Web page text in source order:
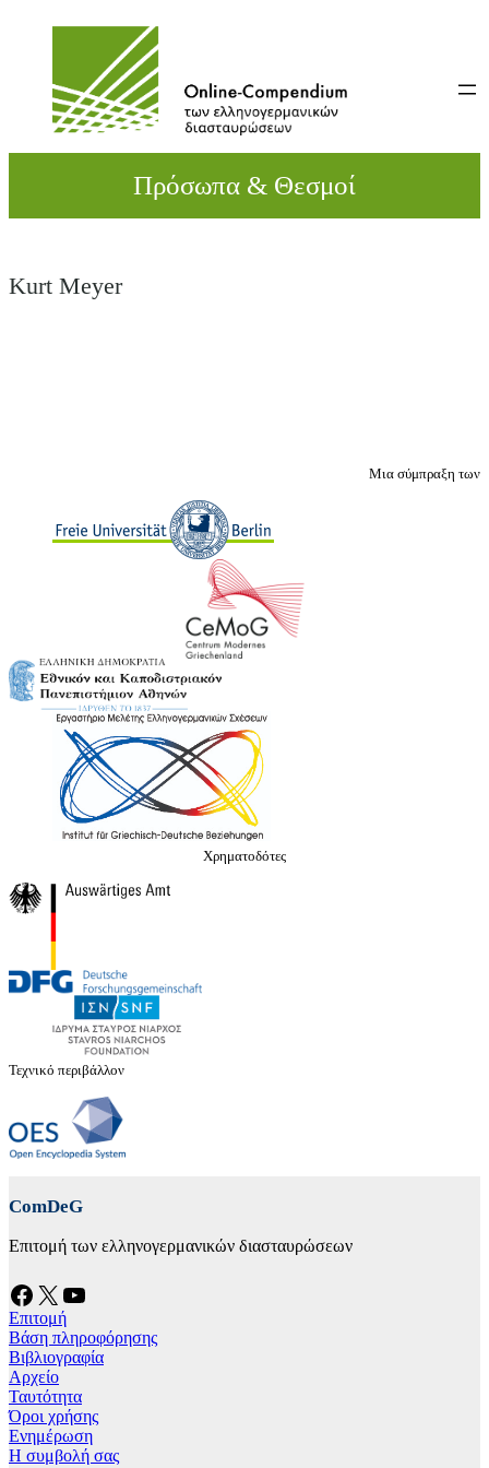
Πρόσωπα & Θεσμοί
Kurt Meyer
Μια σύμπραξη των
Χρηματοδότες
Τεχνικό περιβάλλον
ComDeG
Επιτομή των ελληνογερμανικών διασταυρώσεων
Facebook X YouTube
Επιτομή
Βάση πληροφόρησης
Βιβλιογραφία
Αρχείο
Ταυτότητα
Όροι χρήσης
Ενημέρωση
Η συμβολή σας